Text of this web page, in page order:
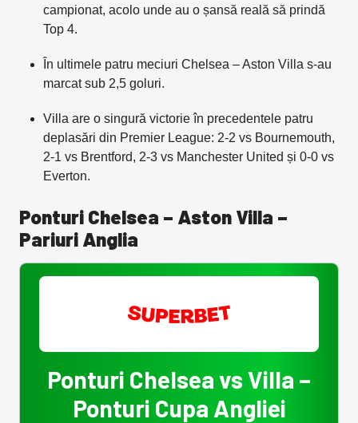
campionat, acolo unde au o șansă reală să prindă
Top 4.
În ultimele patru meciuri Chelsea – Aston Villa s-au
marcat sub 2,5 goluri.
Villa are o singură victorie în precedentele patru
deplasări din Premier League: 2-2 vs Bournemouth,
2-1 vs Brentford, 2-3 vs Manchester United și 0-0 vs
Everton.
Ponturi Chelsea – Aston Villa –
Pariuri Anglia
Ponturi Chelsea vs Villa –
Ponturi Cupa Angliei